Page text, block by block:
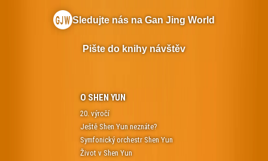
O SHEN YUN
20. výročí
Ještě Shen Yun neznáte?
Symfonický orchestr Shen Yun
Život v Shen Yun
Sledujte nás na Gan Jing World
Pište do knihy návštěv